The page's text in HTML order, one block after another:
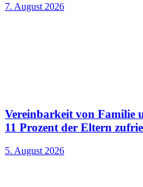
7. August 2026
Vereinbarkeit von Familie
11 Prozent der Eltern
5. August 2026